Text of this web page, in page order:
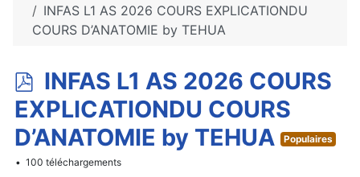
INFAS L1 AS 2026 COURS EXPLICATIONDU
COURS D’ANATOMIE by TEHUA
p
d
f
INFAS L1 AS 2026 COURS
EXPLICATIONDU COURS
D’ANATOMIE by TEHUA
Populaires
100 téléchargements